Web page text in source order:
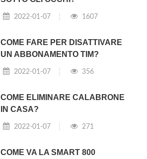
2022-01-07 1607
COME FARE PER DISATTIVARE
UN ABBONAMENTO TIM?
2022-01-07 356
COME ELIMINARE CALABRONE
IN CASA?
2022-01-07 271
COME VA LA SMART 800